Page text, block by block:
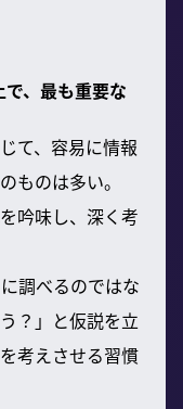
、最も重要な
て、容易に情報
ものは多い。
吟味し、深く考
調べるのではな
？」と仮説を立
考えさせる習慣